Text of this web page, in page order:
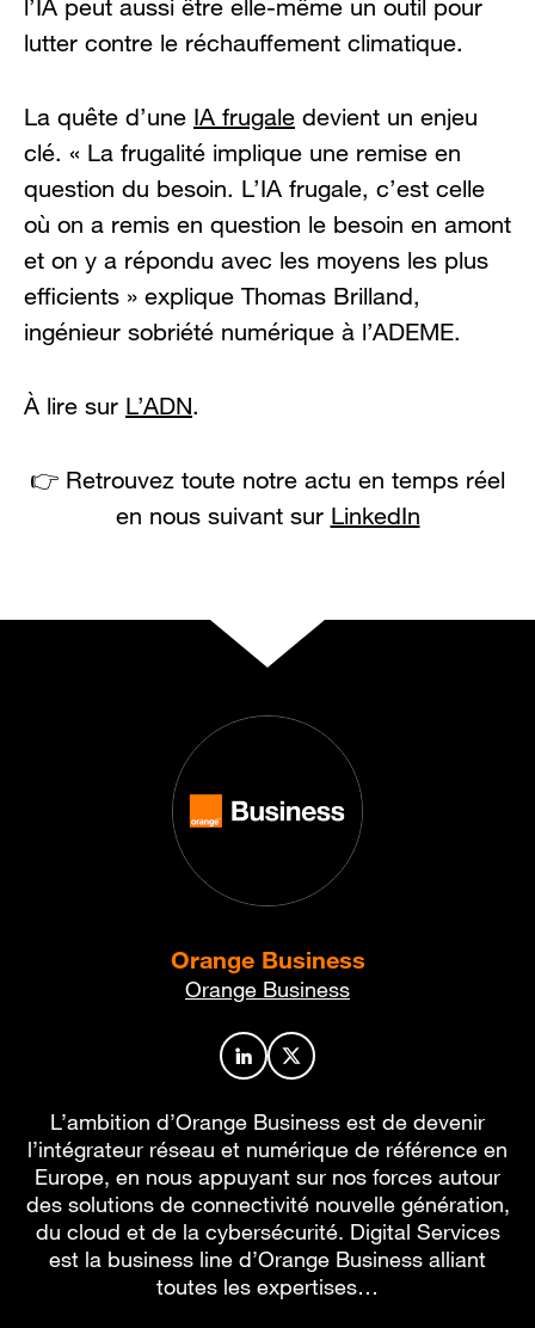
l’IA peut aussi être elle-même un outil pour
lutter contre le réchauffement climatique.
La quête d’une IA frugale devient un enjeu
clé. « La frugalité implique une remise en
question du besoin. L’IA frugale, c’est celle
où on a remis en question le besoin en amont
et on y a répondu avec les moyens les plus
efficients » explique Thomas Brilland,
ingénieur sobriété numérique à l’ADEME.
À lire sur L’ADN.
👉 Retrouvez toute notre actu en temps réel
en nous suivant sur LinkedIn
Orange Business
Orange Business
Profil de l’auteur sur LinkedIn
Profil de l’auteur sur X
L’ambition d’Orange Business est de devenir
l’intégrateur réseau et numérique de référence en
Europe, en nous appuyant sur nos forces autour
des solutions de connectivité nouvelle génération,
du cloud et de la cybersécurité. Digital Services
est la business line d’Orange Business alliant
toutes les expertises…